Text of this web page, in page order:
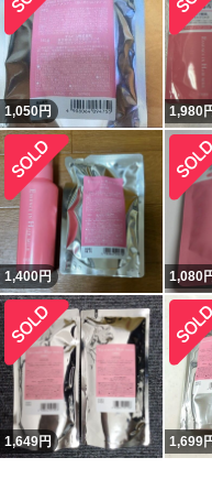
1,050円 1,980
1,400円 1,080
1,649円 1,699